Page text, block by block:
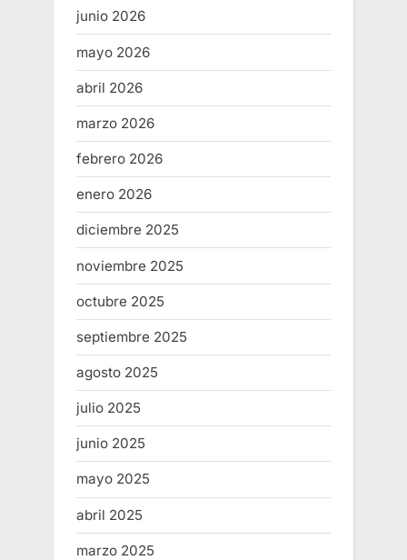
junio 2026
mayo 2026
abril 2026
marzo 2026
febrero 2026
enero 2026
diciembre 2025
noviembre 2025
octubre 2025
septiembre 2025
agosto 2025
julio 2025
junio 2025
mayo 2025
abril 2025
marzo 2025